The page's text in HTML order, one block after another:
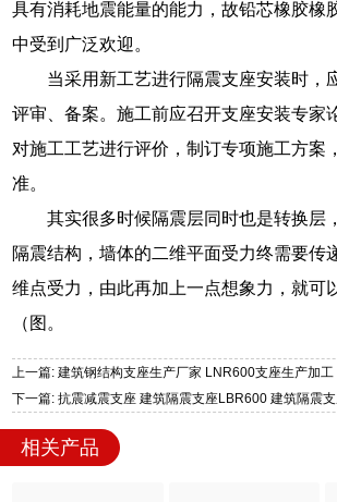
具有消耗地震能量的能力，故铅芯橡胶橡
中受到广泛欢迎。
当采用新工艺进行隔震支座安装时，
评审、备案。施工前应召开支座安装专家
对施工工艺进行评价，制订专项施工方案
准。
其实很多时候隔震层同时也是转换层
隔震结构，墙体的二维平面受力终需要传
维点受力，由此再加上一点想象力，就可
（图。
上一篇: 建筑钢结构支座生产厂家 LNR600支座生产加
下一篇: 抗震减震支座 建筑隔震支座LBR600 建筑隔震
相关产品